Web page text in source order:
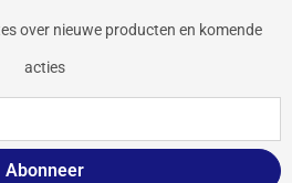
over nieuwe producten en komende
acties
Abonneer